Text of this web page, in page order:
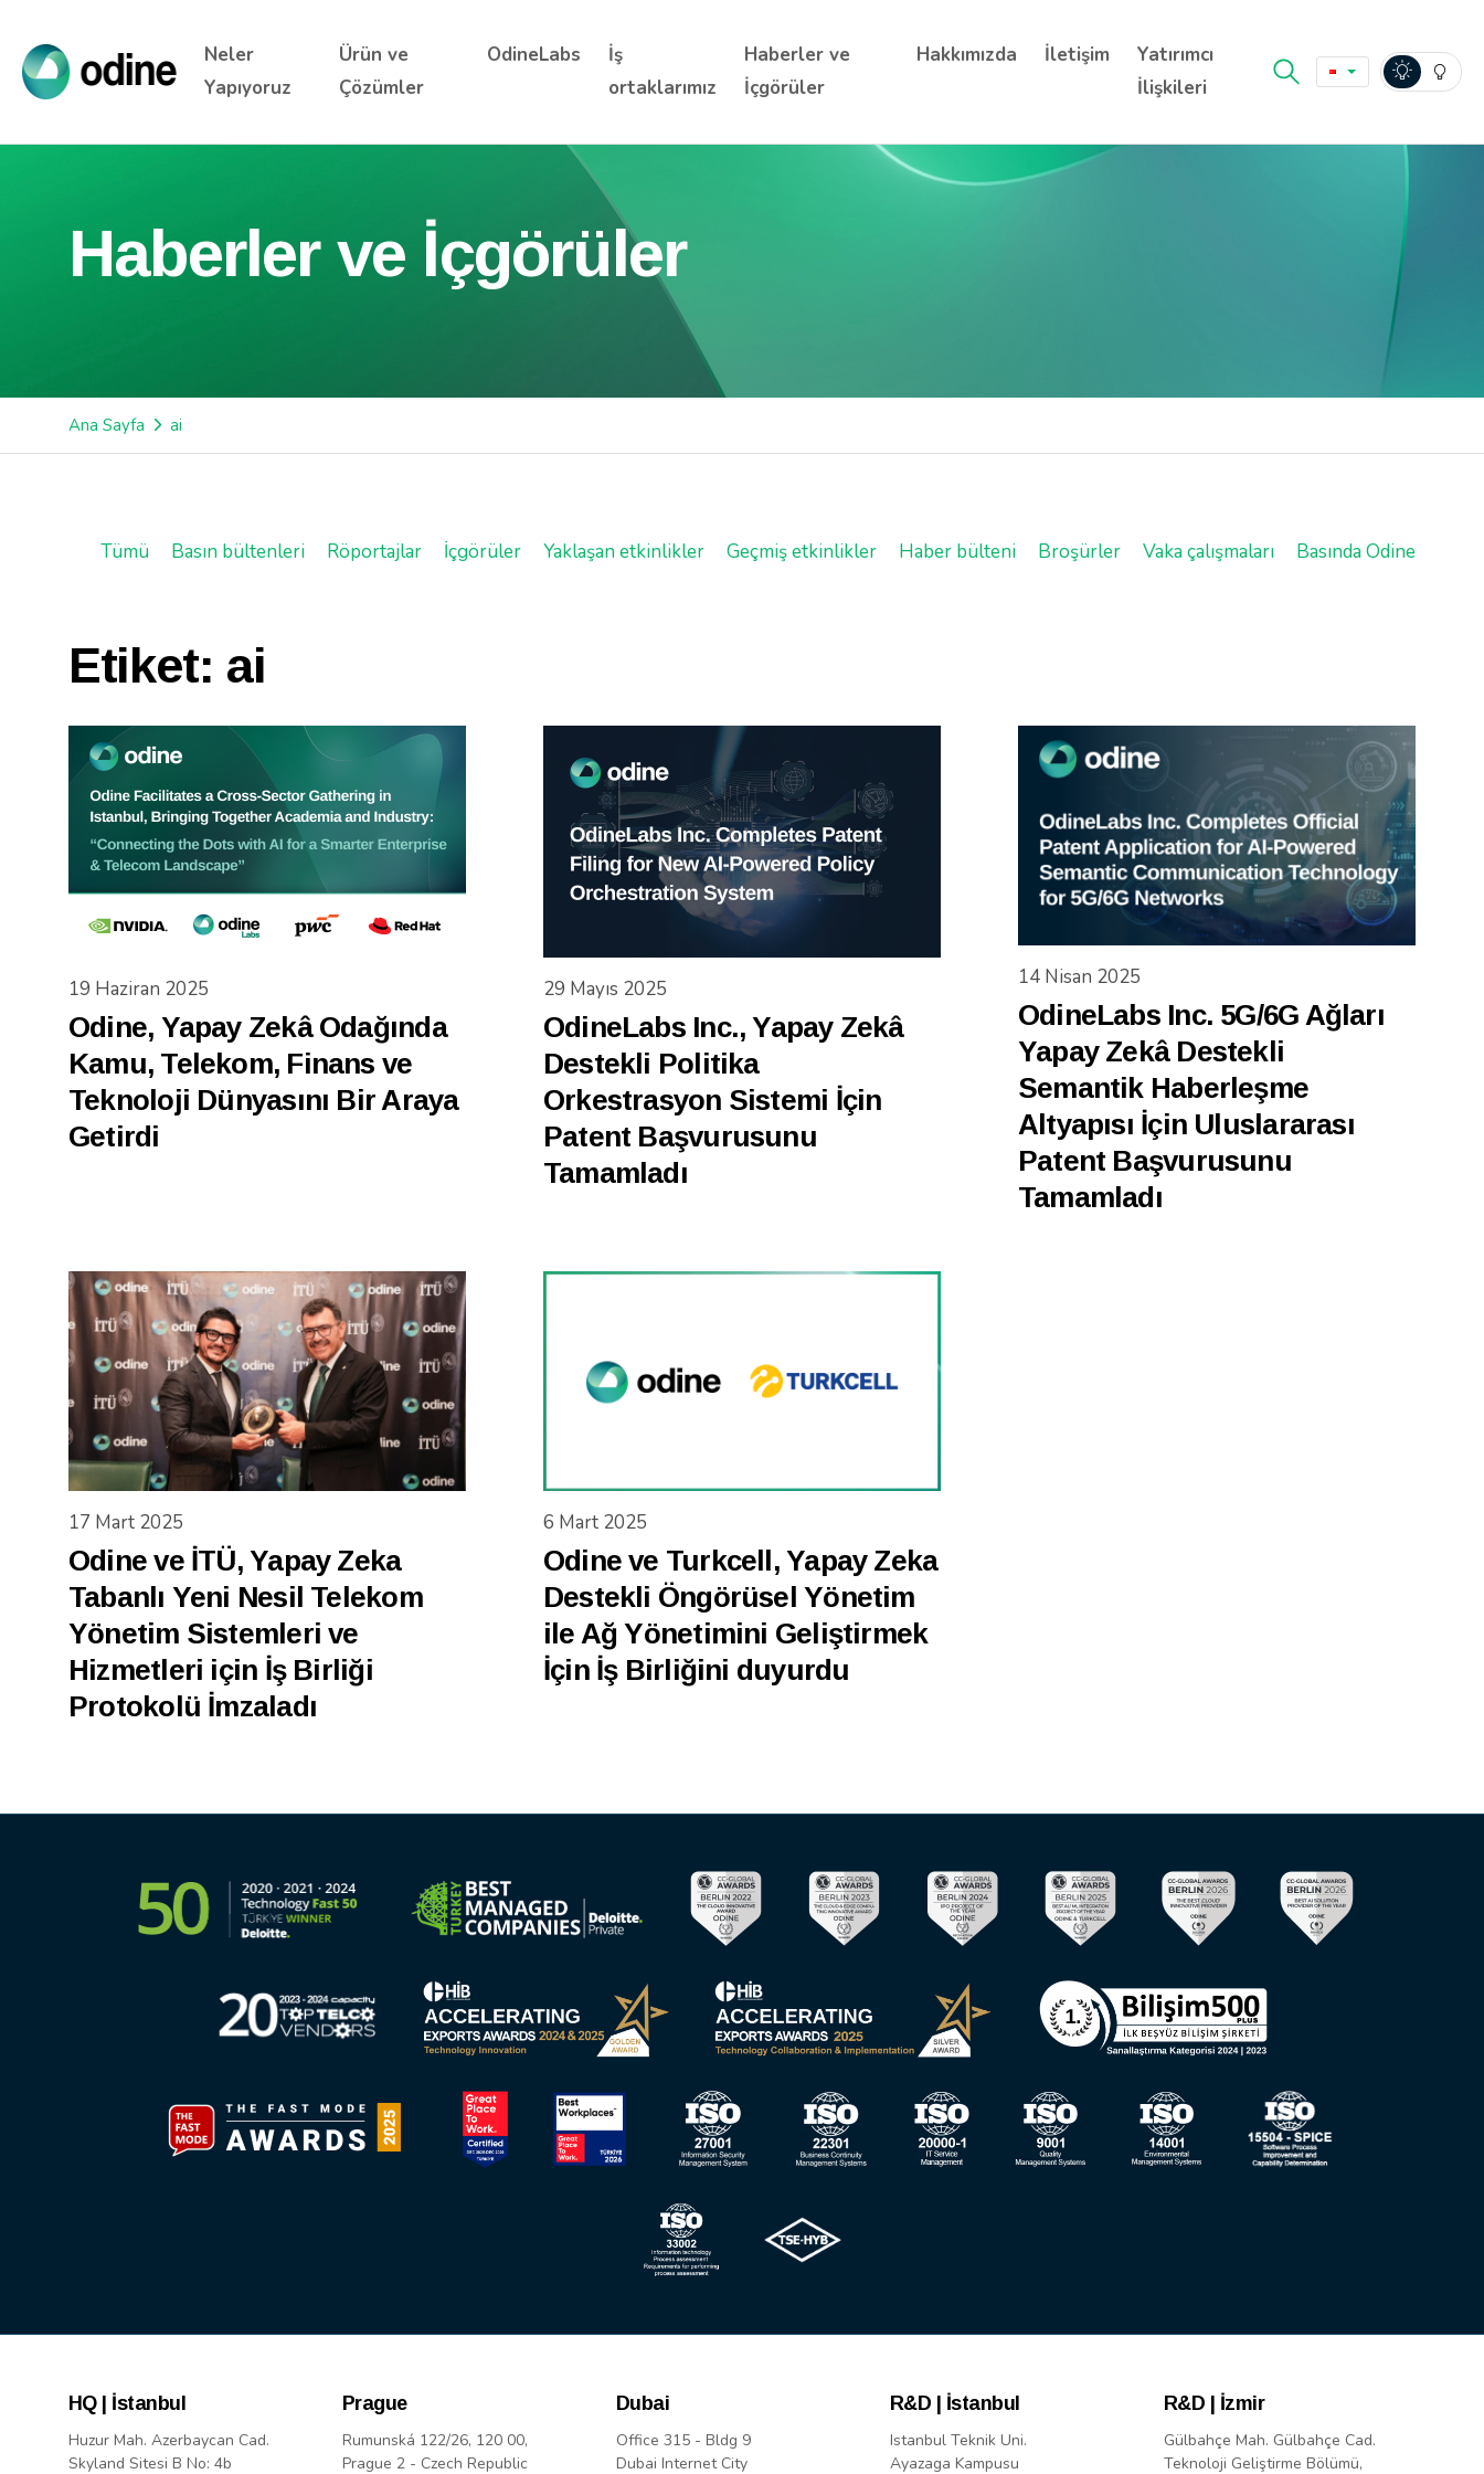
Neler
Yapıyoruz
Ürün ve
Çözümler
OdineLabs
İş
ortaklarımız
Haberler ve
İçgörüler
Hakkımızda İletişim
Yatırımcı
İlişkileri
Haberler ve İçgörüler
Ana Sayfa ai
Tümü Basın bültenleri Röportajlar İçgörüler Yaklaşan etkinlikler Geçmiş etkinlikler Haber bülteni Broşürler Vaka çalışmaları Basında Odine
Etiket: ai
19 Haziran 2025
Odine, Yapay Zekâ Odağında
Kamu, Telekom, Finans ve
Teknoloji Dünyasını Bir Araya
Getirdi
29 Mayıs 2025
OdineLabs Inc., Yapay Zekâ
Destekli Politika
Orkestrasyon Sistemi İçin
Patent Başvurusunu
Tamamladı
14 Nisan 2025
OdineLabs Inc. 5G/6G Ağları
Yapay Zekâ Destekli
Semantik Haberleşme
Altyapısı İçin Uluslararası
Patent Başvurusunu
Tamamladı
17 Mart 2025
Odine ve İTÜ, Yapay Zeka
Tabanlı Yeni Nesil Telekom
Yönetim Sistemleri ve
Hizmetleri için İş Birliği
Protokolü İmzaladı
6 Mart 2025
Odine ve Turkcell, Yapay Zeka
Destekli Öngörüsel Yönetim
ile Ağ Yönetimini Geliştirmek
İçin İş Birliğini duyurdu
HQ | İstanbul
Huzur Mah. Azerbaycan Cad.
Skyland Sitesi B No: 4b
Prague
Rumunská 122/26, 120 00,
Prague 2 - Czech Republic
Dubai
Office 315 - Bldg 9
Dubai Internet City
R&D | İstanbul
Istanbul Teknik Uni.
Ayazaga Kampusu
R&D | İzmir
Gülbahçe Mah. Gülbahçe Cad.
Teknoloji Geliştirme Bölümü,